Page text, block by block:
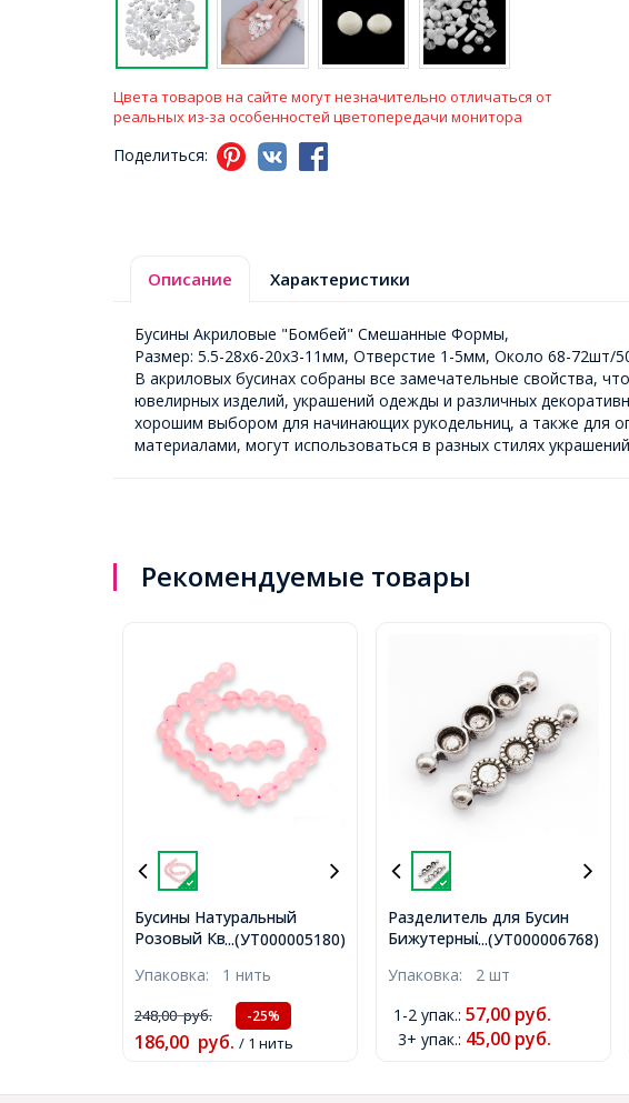
Цвета товаров на сайте могут незначительно отличаться от
реальных из-за особенностей цветопередачи монитора
Поделиться:
Описание Характеристики
Бусины Акриловые "Бомбей" Смешанные Формы,
Размер: 5.5-28x6-20x3-11мм, Отверстие 1-5мм, Около 68-72шт/
В акриловых бусинах собраны все замечательные свойства,
ювелирных изделий, украшений одежды и различных
хорошим выбором для начинающих рукодельниц, а также для
материалами, могут использоваться в разных стилях
Рекомендуемые товары
...(УТ000005180)
Бусины Натуральный
Розовый Кварц Круглые
1мм, около 27шт/18см/
нить, (УТ000005180)
Упаковка: 1 нить
248,00руб. -25%
186,00 руб. / 1 нить
...(УТ000006768)
Разделитель для Бусин
Бижутерный сплав, на 2
Серебро, 27х6х3мм,
(УТ000006768)
Упаковка: 2 шт
1-2 упак.: 57,00 руб.
3+ упак.: 45,00 руб.